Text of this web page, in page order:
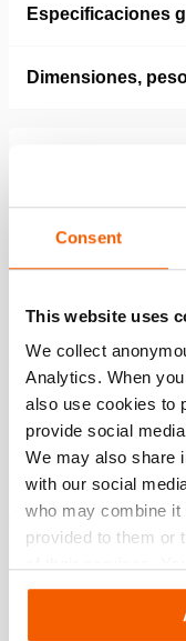
Consent
This website uses
We collect
Analytics. When
also use cookies to
provide social
We may also share
with our social
who may combine it
provided to them or
Settings. See our
Especificaciones
Dimensiones,
Hecho de aleación
Más de un 50%
Compacto
Dos grandes asas
Fácil de